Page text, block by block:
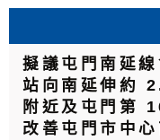
擬議屯門南延
站向南延伸約
附近及屯門第
改善屯門市中